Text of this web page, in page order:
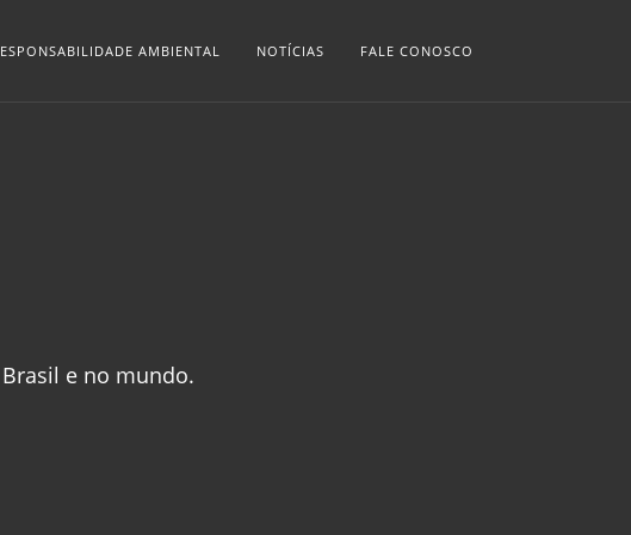
AMBIENTAL NOTÍCIAS FALE CONOSCO
e no mundo.